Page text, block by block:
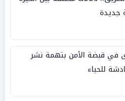
جديدة
في قبضة الأمن بتهمة نشر
للحياء